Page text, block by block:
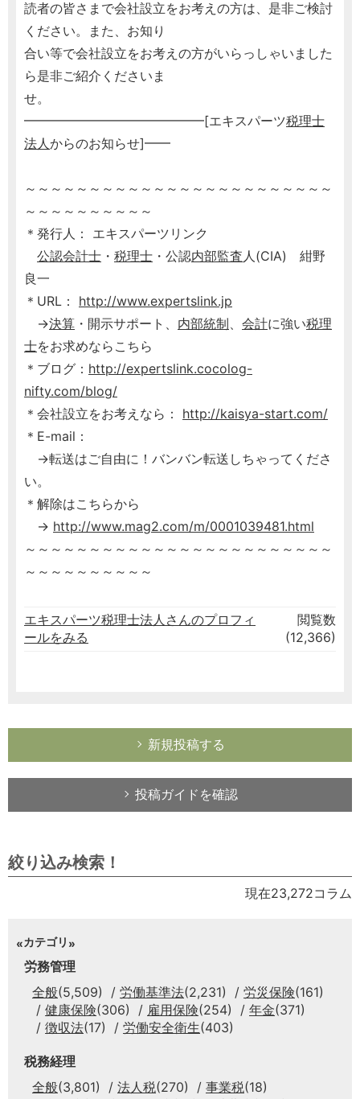
読者の皆さまで会社設立をお考えの方は、是非ご検討
ください。また、お知り
合い等で会社設立をお考えの方がいらっしゃいました
ら是非ご紹介くださいま
せ。
━━━━━━━━━━━━━━[エキスパーツ税理士
法人からのお知らせ]━━
～～～～～～～～～～～～～～～～～～～～～～～～
～～～～～～～～～～
＊発行人： エキスパーツリンク
公認会計士 ・ 税理士 ・公認内部監査人(CIA) 紺野
良一
＊URL： http://www.expertslink.jp
→決算 ・開示サポート、 内部統制、 会計に強い税理
士をお求めならこちら
＊ブログ： http://expertslink.cocolog-
nifty.com/blog/
＊会社設立をお考えなら： http://kaisya-start.com/
＊E-mail：
→転送はご自由に！バンバン転送しちゃってくださ
い。
＊解除はこちらから
→ http://www.mag2.com/m/0001039481.html
～～～～～～～～～～～～～～～～～～～～～～～～
～～～～～～～～～～
エキスパーツ税理士法人さんのプロフィ
ールをみる
閲覧数
(12,366)
新規投稿する
投稿ガイドを確認
絞り込み検索！
現在23,272コラム
カテゴリ
労務管理
全般(5,509) 労働基準法(2,231) 労災保険(161)
健康保険(306) 雇用保険(254) 年金(371)
徴収法(17) 労働安全衛生(403)
税務経理
全般(3,801) 法人税(270) 事業税(18)